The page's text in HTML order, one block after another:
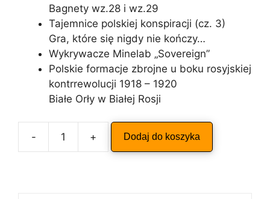
Bagnety wz.28 i wz.29
Tajemnice polskiej konspiracji (cz. 3)
Gra, które się nigdy nie kończy…
Wykrywacze Minelab „Sovereign”
Polskie formacje zbrojne u boku rosyjskiej
kontrrewolucji 1918 – 1920
Białe Orły w Białej Rosji
-
ilość
ODKRYWCA
+ Dodaj do koszyka